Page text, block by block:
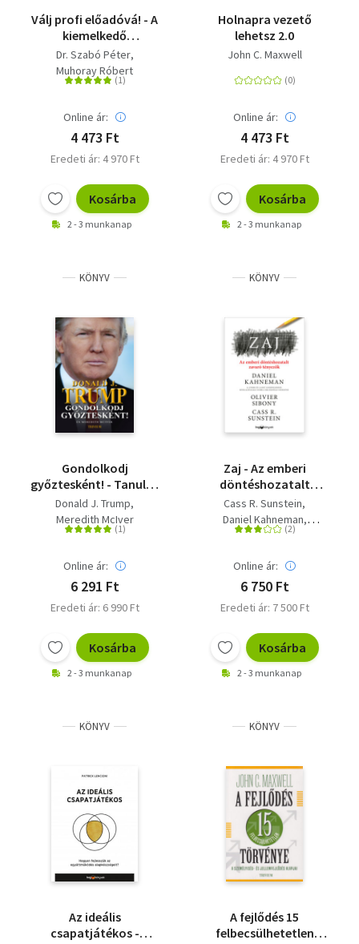
Válj profi előadóvá! - A
kiemelkedő
prezentációk
tartásának 7 lépése
Dr. Szabó Péter
Muhoray Róbert
Online ár:
4 473 Ft
Eredeti ár: 4 970 Ft
Kosárba
2 - 3 munkanap
Holnapra vezető
lehetsz 2.0
John C. Maxwell
Online ár:
4 473 Ft
Eredeti ár: 4 970 Ft
Kosárba
2 - 3 munkanap
KÖNYV
Gondolkodj
győztesként! - Tanulás
az üzlet és az élet
iskolájában
Donald J. Trump
Meredith McIver
Online ár:
6 291 Ft
Eredeti ár: 6 990 Ft
Kosárba
2 - 3 munkanap
KÖNYV
Zaj - Az emberi
döntéshozatalt
zavaró tényezők
Cass R. Sunstein
Daniel Kahneman
Olivier Sibony
Online ár:
6 750 Ft
Eredeti ár: 7 500 Ft
Kosárba
2 - 3 munkanap
KÖNYV
Az ideális
csapatjátékos -
KÖNYV
A fejlődés 15
felbecsülhetetlen